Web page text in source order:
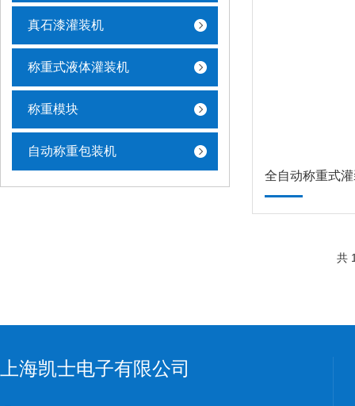
真石漆灌装机
称重式液体灌装机
称重模块
自动称重包装机
全自动称重式
共
上海凯士电子有限公司